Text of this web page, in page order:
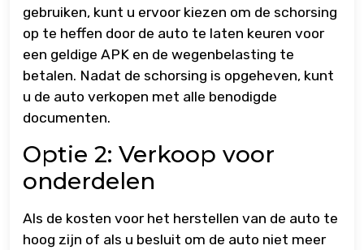
gebruiken, kunt u ervoor kiezen om de schorsing
op te heffen door de auto te laten keuren voor
een geldige APK en de wegenbelasting te
betalen. Nadat de schorsing is opgeheven, kunt
u de auto verkopen met alle benodigde
documenten.
Optie 2: Verkoop voor
onderdelen
Als de kosten voor het herstellen van de auto te
hoog zijn of als u besluit om de auto niet meer